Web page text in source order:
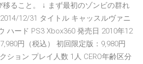
移ること。 ↓ まず最初のゾンビの群れ
12/31 タイトル キャッスルヴァニ
ハード PS3 Xbox360 発売日 2010年12
円（税込） 初回限定版：9,980円
ション プレイ人数 1人 CERO年齢区分